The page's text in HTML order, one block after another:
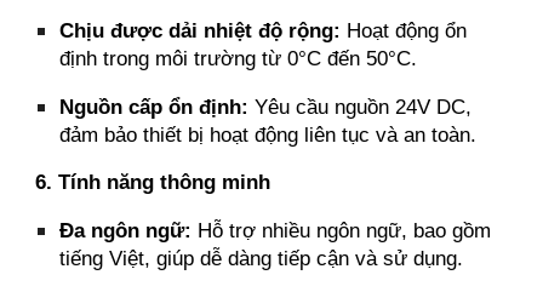
Chịu được dải nhiệt độ rộng: Hoạt động ổn
định trong môi trường từ 0°C đến 50°C.
Nguồn cấp ổn định: Yêu cầu nguồn 24V DC,
đảm bảo thiết bị hoạt động liên tục và an toàn.
6. Tính năng thông minh
Đa ngôn ngữ: Hỗ trợ nhiều ngôn ngữ, bao gồm
tiếng Việt, giúp dễ dàng tiếp cận và sử dụng.